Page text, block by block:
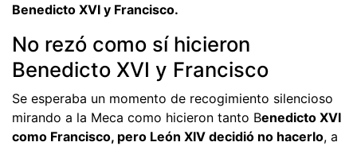
Benedicto XVI y Francisco.
No rezó como sí hicieron
Benedicto XVI y Francisco
Se esperaba un momento de recogimiento silencioso
mirando a la Meca como hicieron tanto Benedicto XVI
como Francisco, pero León XIV decidió no hacerlo, a